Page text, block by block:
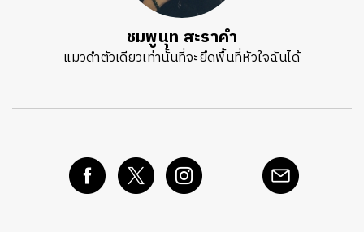
ชมพูนุท สะราคำ
แมวดำตัวเดียวเท่านั้นที่จะยึดพื้นที่หัวใจฉันได้